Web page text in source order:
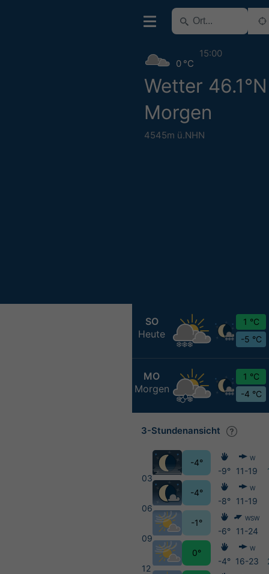
Wetter
Morgen
4545m ü.NHN
0 °C
15:00
SO
Heute
1 °C
-5 °C
MO
Morgen
1 °C
-4 °C
3-Stundenansicht
03
06
09
12
-4°
-4°
-1°
0°
-9°
-8°
-6°
-4°
W
11-19
W
11-19
WSW
11-24
W
16-23